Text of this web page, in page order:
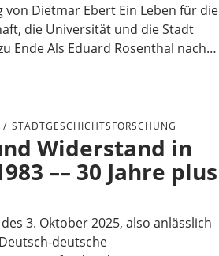
von Dietmar Ebert Ein Leben für die
die Universität und die Stadt
Ende Als Eduard Rosenthal nach…
STADTGESCHICHTSFORSCHUNG
Widerstand in
–– 30 Jahre plus
3. Oktober 2025, also anlässlich
deutsche